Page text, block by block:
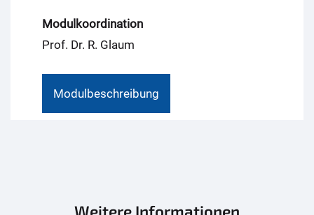
Modulkoordination
Prof. Dr. R. Glaum
Modulbeschreibung
Weitere Informationen